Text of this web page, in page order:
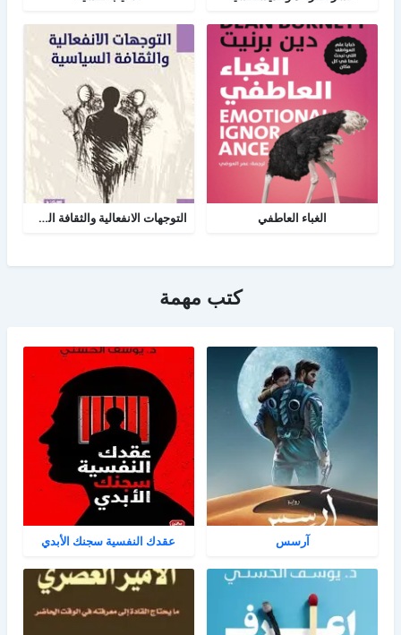
الغباء العاطفي التوجهات الانفعالية والثقافة السياسية
كتب مهمة
آرسس عقدك النفسية سجنك الأبدي